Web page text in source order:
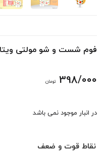
فوم شست و شو مولتی
398/000 تومان
در انبار موجود نمی باشد
نقاط قوت و ضعف